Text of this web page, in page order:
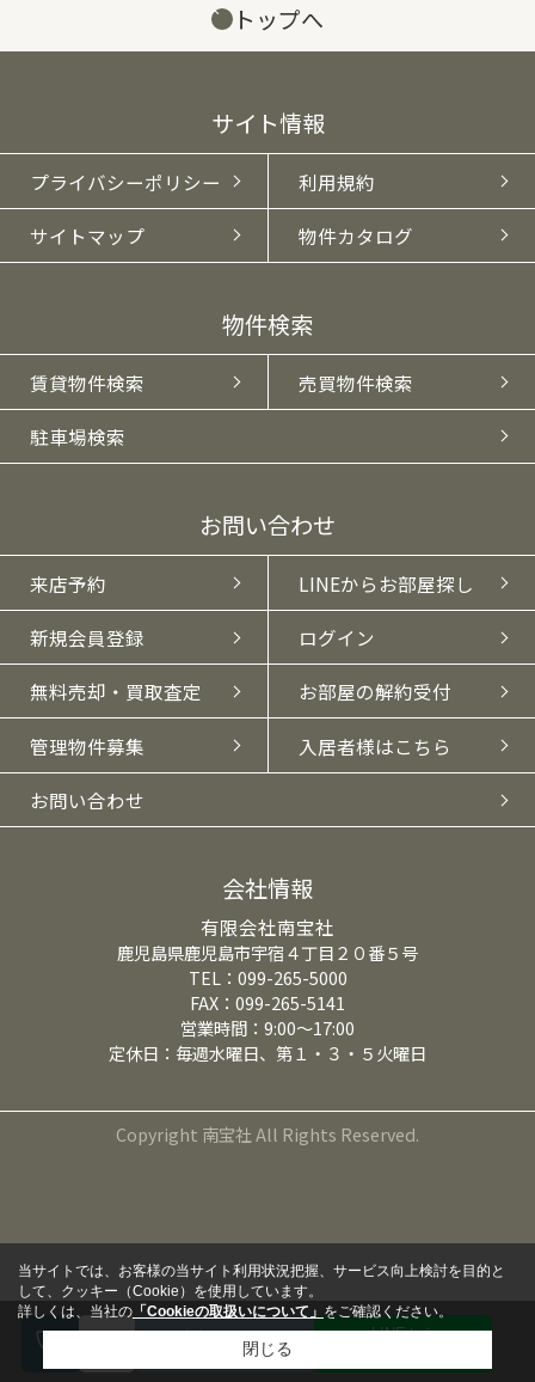
トップへ
サイト情報
プライバシーポリシー 利用規約
サイトマップ 物件カタログ
物件検索
賃貸物件検索 売買物件検索
駐車場検索
お問い合わせ
来店予約 LINEからお部屋探し
新規会員登録 ログイン
無料売却・買取査定 お部屋の解約受付
管理物件募集 入居者様はこちら
お問い合わせ
会社情報
有限会社南宝社
鹿児島県鹿児島市宇宿４丁目２０番５号
TEL：099-265-5000
FAX：099-265-5141
営業時間：9:00～17:00
定休日：毎週水曜日、第１・３・５火曜日
Copyright 南宝社 All Rights Reserved.
来店予約
LINEから
当サイトでは、お客様の当サイト利用状況把握、サービス向上検討を目的と
して、クッキー（Cookie）を使用しています。
詳しくは、当社の 「Cookieの取扱いについて」をご確認ください。
閉じる